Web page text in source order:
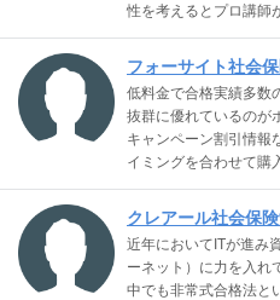
性を考えるとプロ講師
フォーサイト社会
低料金で合格実績多数
抜群に優れているのが
キャンペーン割引情報
イミングを合わせて購
クレアール社会保
近年においてITが進み
ーネット）に力を入れ
中でも非常式合格法と